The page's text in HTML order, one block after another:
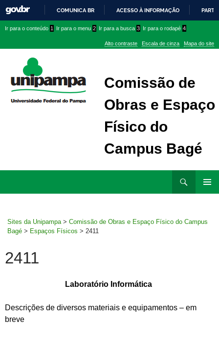
PARA
CONTEÚDO
COMUNICA BR ACESSO À INFORMAÇÃO
conteúdo
menu
superior
menu
Ir para o conteúdo 1 Ir para o menu 2 Ir para a busca 3 Ir para o rodapé 4
Alto contraste Escala de cinza Mapa do site
Comissão de
Obras e Espaço
Físico do
Campus Bagé
Sites da Unipampa > Comissão de Obras e Espaço Físico do Campus
Bagé > Espaços Físicos > 2411
2411
Laboratório Informática
Descrições de diversos materiais e equipamentos – em
breve